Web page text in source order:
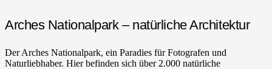
Arches Nationalpark – natürliche Architektur
Der Arches Nationalpark, ein Paradies für Fotografen und
Naturliebhaber. Hier befinden sich über 2.000 natürliche